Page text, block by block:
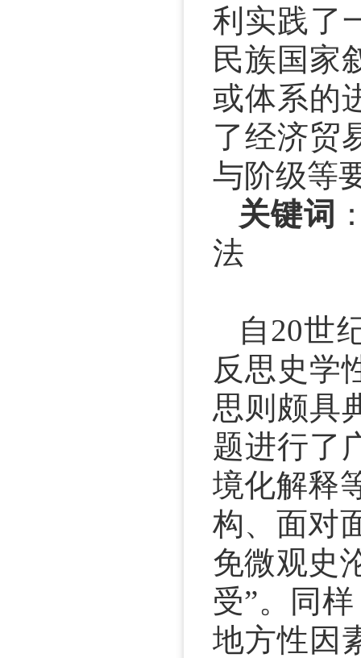
利实践了
民族国家
或体系的
了经济贸
与阶级等
关键词
法
自20世
反思史学
思则颇具
题进行了
境化解释
构、面对
免微观史
受”。同
地方性因